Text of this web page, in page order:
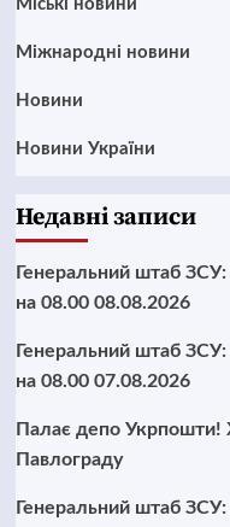
Mіські новини
Міжнародні новини
Новини
Новини України
Недавні записи
Генеральний штаб
на 08.00 08.08.2026
Генеральний штаб
на 08.00 07.08.2026
Палає депо Укрпошти!
Павлограду
Генеральний штаб